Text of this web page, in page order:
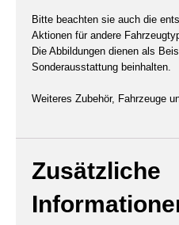
Bitte beachten sie auch die
Aktionen für andere
Die Abbildungen dienen als
Sonderausstattung beinhalten.
Weiteres Zubehör, Fahrzeuge
Zusätzliche